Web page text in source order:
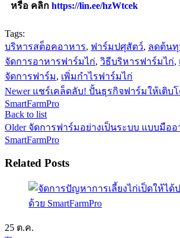
หรือ คลิก https://lin.ee/hzWtcek
Tags:
บริหารสต็อคอาหาร, ฟาร์มปศุสัตว์, ลดต้น
จัดการอาหารฟาร์มไก่, วิธีบริหารฟาร์มไก่,
จัดการฟาร์ม, เพิ่มกำไรฟาร์มไก่
Newer แชร์เคล็ดลับ! ปั้นธุรกิจฟาร์มให้เติบ
SmartFarmPro
Back to list
Older จัดการฟาร์มอย่างเป็นระบบ แบบมือ
SmartFarmPro
Related Posts
25 ต.ค.